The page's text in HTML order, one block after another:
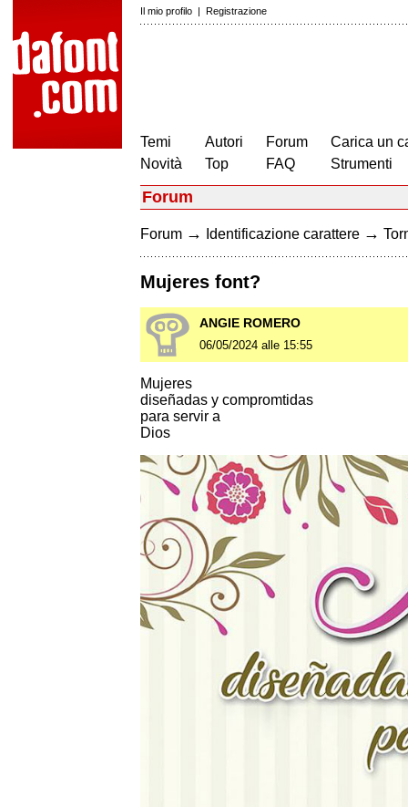
Il mio profilo | Registrazione
Temi
Novità
Autori
Top
Forum
FAQ
Carica un
Strumenti
Forum
Forum → Identificazione carattere →
Mujeres font?
ANGIE ROMERO
06/05/2024 alle 15:55
Mujeres
diseñadas y compromtidas
para servir a
Dios